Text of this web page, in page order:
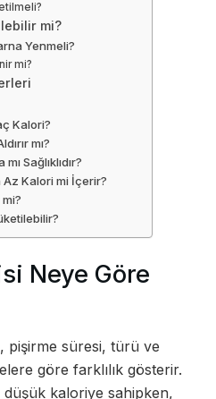
mi?
Yenmeli?
mi?
Kalori?
mı?
Sağlıklıdır?
Kalori mi İçerir?
Neye Göre
pişirme süresi, türü ve
göre farklılık gösterir.
düşük kaloriye sahipken,